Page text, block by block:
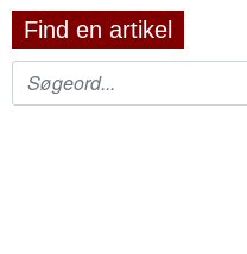
Find en artikel